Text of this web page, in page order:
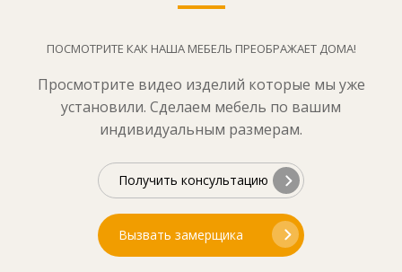
ПОСМОТРИТЕ КАК НАША МЕБЕЛЬ ПРЕОБРАЖАЕТ ДОМА!
Просмотрите видео изделий которые мы уже
установили. Сделаем мебель по вашим
индивидуальным размерам.
Получить консультацию
Вызвать замерщика